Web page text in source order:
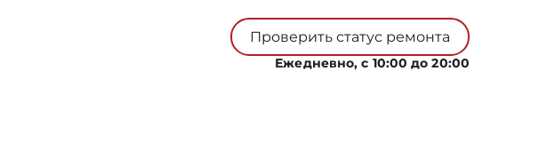
Проверить статус ремонта
Ежедневно, с 10:00 до 20:00